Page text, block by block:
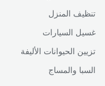
تنظيف المنزل
غسيل السيارات
تزيين الحيوانات الأليفة
السبا والمساج